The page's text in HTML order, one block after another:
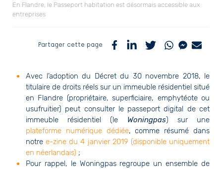
En Flandre, le Passeport habitation est désormais accessible aux
entreprises
Partager cette page
Avec l’adoption du Décret du 30 novembre 2018, le
titulaire de droits réels sur un immeuble résidentiel situé
en Flandre (propriétaire, superficiaire, emphytéote ou
usufruitier) peut consulter le passeport digital de cet
immeuble résidentiel (le Woningpas) sur une
plateforme numérique dédiée, comme résumé dans
notree-zine du 4 janvier 2019 (disponible uniquement
en néerlandais) ;
Pour rappel, le Woningpas regroupe un ensemble de